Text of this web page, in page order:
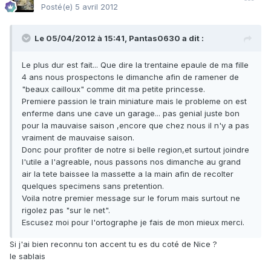
Posté(e) 5 avril 2012
Le 05/04/2012 à 15:41, Pantas0630 a dit :
Le plus dur est fait... Que dire la trentaine epaule de ma fille
4 ans nous prospectons le dimanche afin de ramener de
"beaux cailloux" comme dit ma petite princesse.
Premiere passion le train miniature mais le probleme on est
enferme dans une cave un garage... pas genial juste bon
pour la mauvaise saison ,encore que chez nous il n'y a pas
vraiment de mauvaise saison.
Donc pour profiter de notre si belle region,et surtout joindre
l'utile a l'agreable, nous passons nos dimanche au grand
air la tete baissee la massette a la main afin de recolter
quelques specimens sans pretention.
Voila notre premier message sur le forum mais surtout ne
rigolez pas "sur le net".
Escusez moi pour l'ortographe je fais de mon mieux merci.
Si j'ai bien reconnu ton accent tu es du coté de Nice ?
le sablais